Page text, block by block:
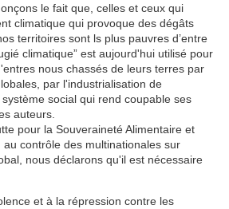
le fait que, celles et ceux qui
climatique qui provoque des dégâts
territoires sont ls plus pauvres d’entre
climatique” est aujourd'hui utilisé pour
nous chassés de leurs terres par
par l'industrialisation de
social qui rend coupable ses
auteurs.
pour la Souveraineté Alimentaire et
contrôle des multinationales sur
nous déclarons qu'il est nécessaire
et à la répression contre les